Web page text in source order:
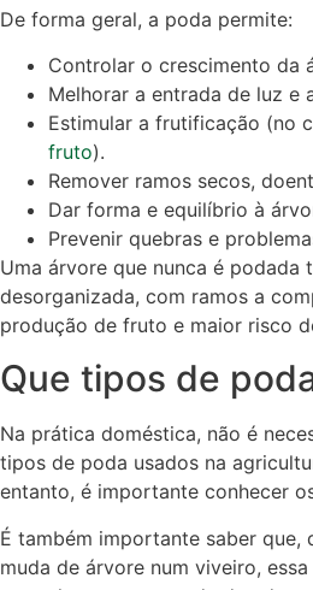
De forma geral, a poda permite:
Controlar o crescimento da
Melhorar a entrada de luz e
Estimular a frutificação (no
fruto).
Remover ramos secos,
Dar forma e equilíbrio à
Prevenir quebras e
Uma árvore que nunca é podada
desorganizada, com ramos a
produção de fruto e maior risco
Que tipos de
Na prática doméstica, não é
tipos de poda usados na
entanto, é importante conhecer
É também importante saber que,
muda de árvore num viveiro,